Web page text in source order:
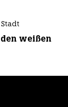
weißen